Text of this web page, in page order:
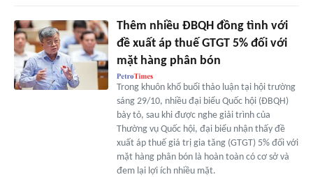
Thêm nhiều ĐBQH đồng tình với
đề xuất áp thuế GTGT 5% đối với
mặt hàng phân bón
Trong khuôn khổ buổi thảo luận tại hội trường
sáng 29/10, nhiều đại biểu Quốc hội (ĐBQH)
bày tỏ, sau khi được nghe giải trình của
Thường vụ Quốc hội, đại biểu nhận thấy đề
xuất áp thuế giá trị gia tăng (GTGT) 5% đối với
mặt hàng phân bón là hoàn toàn có cơ sở và
đem lại lợi ích nhiều mặt.